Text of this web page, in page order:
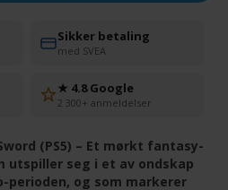
Sikker betaling
med SVEA
★ 4.8 Google
2 300+ anmeldelser
(PS5) – Et mørkt fantasy-
utspiller seg i et av ondskap
perioden, og som markerer